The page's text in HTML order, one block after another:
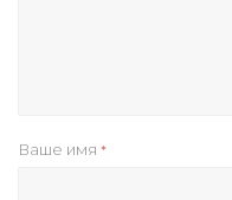
Ваше имя *